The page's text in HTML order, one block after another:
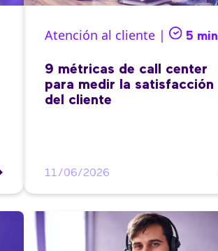
Atención al cliente | 5 min
9 métricas de call center
para medir la satisfacción
del cliente
11/06/2026